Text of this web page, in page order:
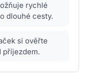
rychlé
dlouhé cesty.
si ověřte
příjezdem.